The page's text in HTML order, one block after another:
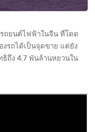
ถยนต์ไฟฟ้าในจีน ที่โดด
งรถได้เป็นจุดขาย แต่ยัง
ธิถึง 4.7 พันล้านหยวนใน